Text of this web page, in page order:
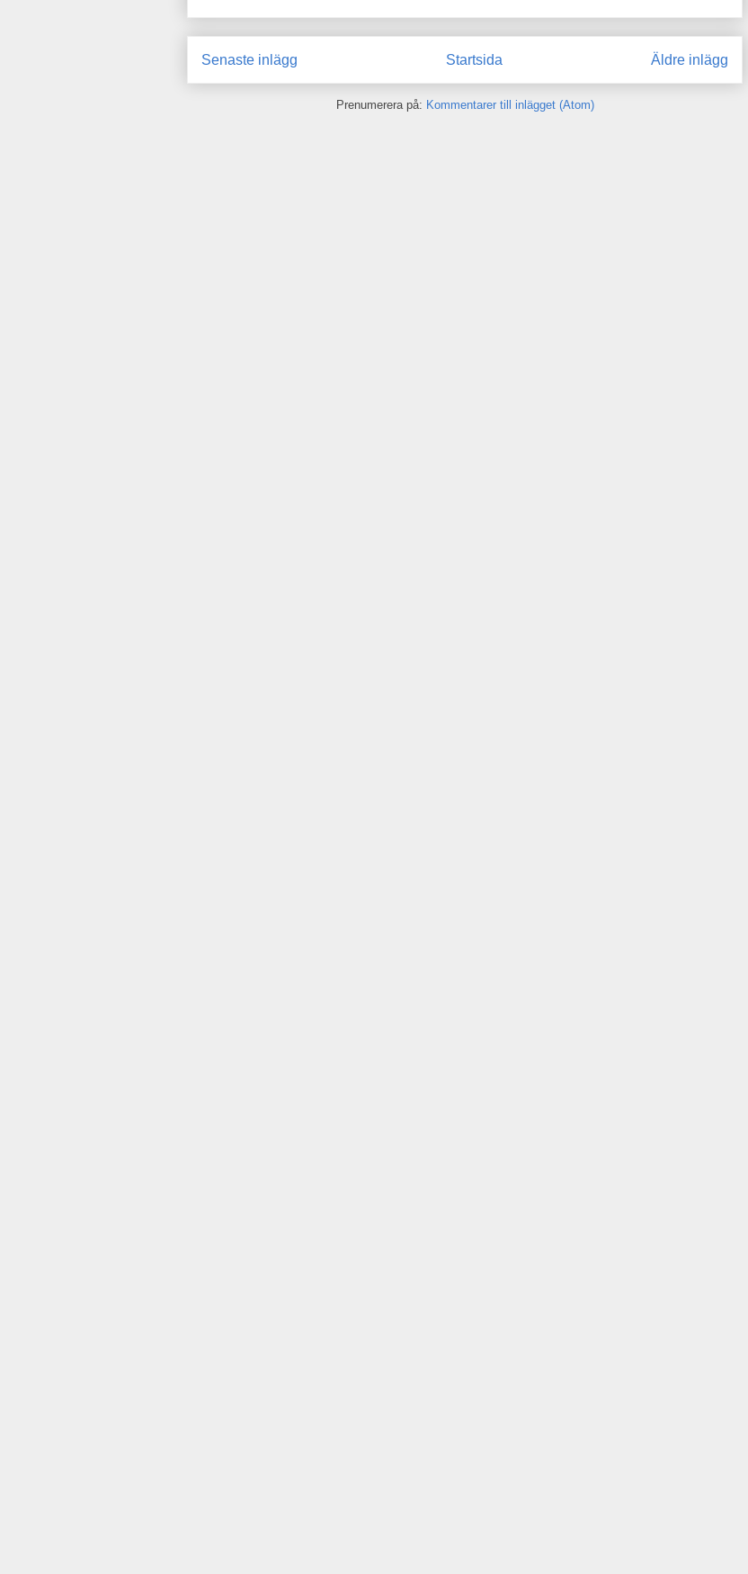
Senaste inlägg Äldre inlägg
Startsida
Prenumerera på: Kommentarer till inlägget (Atom)